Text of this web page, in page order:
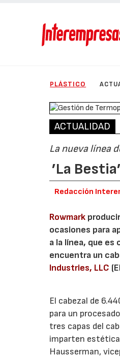
PLÁSTICO
ACTUALIDAD
La nueva línea
’La
Redacción
Rowmark
ocasiones para
a la línea, que es
encuentra un
Industries, LLC
El cabezal de
para un
tres capas del
imparten estética
Hausserman,